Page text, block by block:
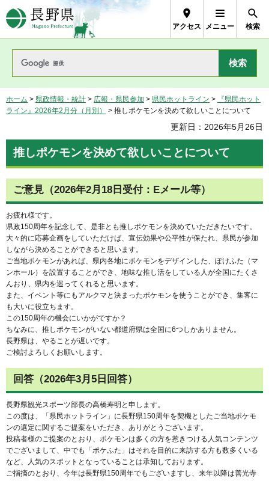
長野県Nagano Prefecture
アクセス メニュー 検索
ホーム > 県政情報・統計 > 広報・県民参加 > 県民ホットライン >
『県民ホット
ライン』2026年2月分（月別）
> 推しポケモンを決めて欲しいことについて
更新日：2026年5月26日
推しポケモンを決めて欲しいことについて
ご意見（2026年2月18日受付：Eメール等）
お疲れ様です。
県政150周年を記念して、是非とも推しポケモンを決めていただきたいです。
大々的に応募企画をしていただけば、宣伝効果や公平性が保たれ、県民が参加
しながら決めることができると思います。
ご当地ポケモンがあれば、県内各地にポケモンをデザインした、ぽけふた（マ
ンホール）を設置することができ、地味な推し活をしている人が全国にたくさ
んおり、県内を巡ってくれると思います。
また、イベント等にもアルクマと決まったポケモンを使うことができ、集客に
も大いに役立ちます。
この150周年の機会にいかがですか？
ちなみに、推しポケモンがいない都道府県は全国に6つしかありません。
長野県は、やることが遅いです。
ご検討よろしくお願いします。
回答（2026年3月5日回答）
長野県観光スポーツ部長の高橋寿明と申します。
この度は、「県民ホットライン」に長野県150周年を契機としたご当地ポケモ
ンの選定に関するご提案をいただき、ありがとうございます。
投稿者様のご提案のとおり、ポケモンは多くの方を惹きつける人気コンテンツ
でございまして、中でも「ポケふた」はそれを目的に来訪する方も数多くいる
など、人気のスポットとなっていることは承知しております。
ご指摘のとおり、今年は長野県150周年でもございますし、来年以降は善光寺